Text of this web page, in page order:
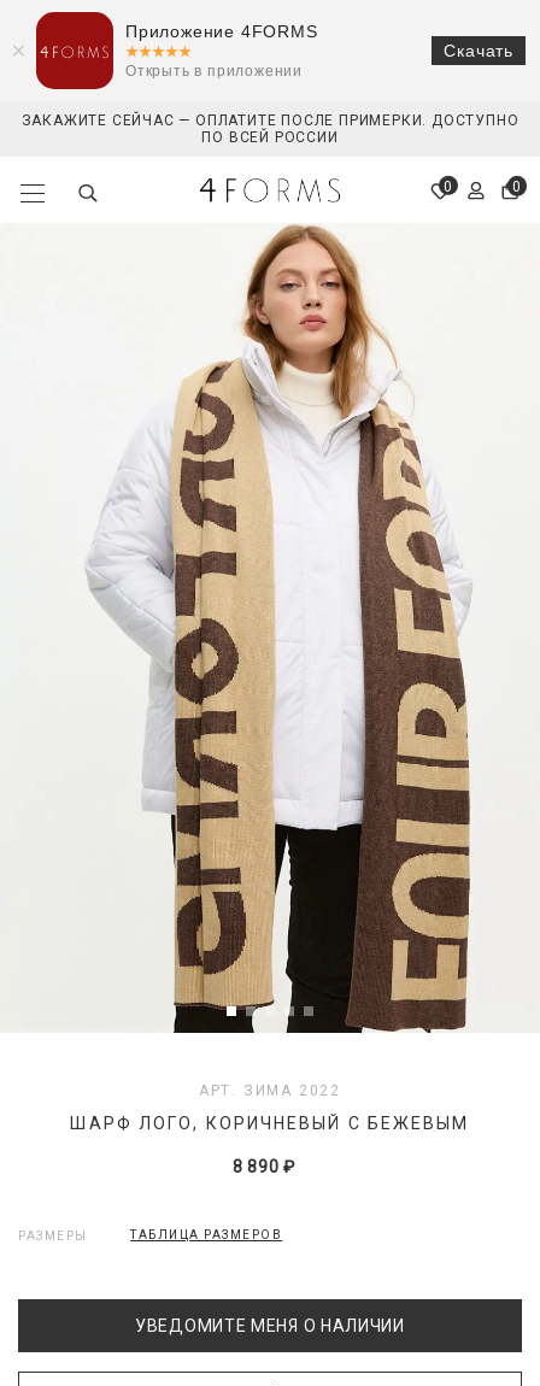
ЗАКАЖИТЕ СЕЙЧАС — ОПЛАТИТЕ ПОСЛЕ ПРИМЕРКИ. ДОСТУПНО
ПО ВСЕЙ РОССИИ
0 0
АРТ. ЗИМА 2022
ШАРФ ЛОГО, КОРИЧНЕВЫЙ С БЕЖЕВЫМ
8 890 ₽
РАЗМЕРЫ ТАБЛИЦА РАЗМЕРОВ
УВЕДОМИТЕ МЕНЯ О НАЛИЧИИ
Приложение 4FORMS
Открыть в приложении
Скачать